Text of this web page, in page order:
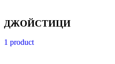
ДЖОЙСТИЦИ
1 product